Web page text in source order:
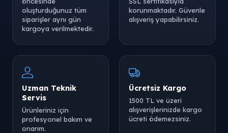
oluşturduğunuz tüm
siparişler aynı gün
kargoya verilmektedir.
korunmaktadır. Güvenle
alışveriş yapabilirsiniz.
Uzman Teknik
Servis
Ürünleriniz için
profesyonel bakım ve
onarım.
Ücretsiz Kargo
1500 TL ve üzeri
alışverişlerinizde kargo
ücreti ödemezsiniz.